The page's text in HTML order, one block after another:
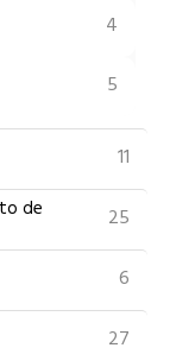
4
5
11
de 25
6
27